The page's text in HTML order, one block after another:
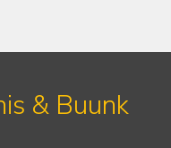
& Buunk